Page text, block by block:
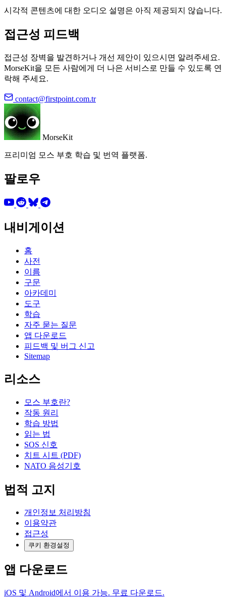
시각적 콘텐츠에 대한 오디오 설명은 아직 제공되지 않습니다.
접근성 피드백
접근성 장벽을 발견하거나 개선 제안이 있으시면 알려주세요.
MorseKit을 모든 사람에게 더 나은 서비스로 만들 수 있도록 연
락해 주세요.
contact@firstpoint.com.tr
MorseKit
프리미엄 모스 부호 학습 및 번역 플랫폼.
팔로우
내비게이션
홈
사전
이름
구문
아카데미
도구
학습
자주 묻는 질문
앱 다운로드
피드백 및 버그 신고
Sitemap
리소스
모스 부호란?
작동 원리
학습 방법
읽는 법
SOS 신호
치트 시트 (PDF)
NATO 음성기호
법적 고지
개인정보 처리방침
이용약관
접근성
쿠키 환경설정
앱 다운로드
iOS 및 Android에서 이용 가능. 무료 다운로드.